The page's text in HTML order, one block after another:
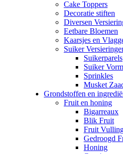
Cake Toppers
Decoratie stiften
Diversen
Eetbare Bloemen
Kaarsjes en
Suiker
Suikerparels
Suiker
Sprinkles
Musket
Grondstoffen en
Fruit en honing
Bigarreaux
Blik Fruit
Fruit
Gedroogd
Honing